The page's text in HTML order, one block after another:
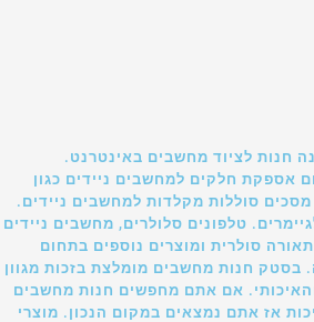
חנות לציוד מחשבים באינטרנט.
אספקת חלקים למחשבים ניידים כגון
סוללות מקלדות למחשבים ניידים.
טלפונים סלולרים, מחשבים ניידים
סולרית ומוצרים נוספים בתחום
בסטק חנות מחשבים מומלצת בזכות מגוון
אם אתם מחפשים חנות מחשבים
אז אתם נמצאים במקום הנכון. מוצרי